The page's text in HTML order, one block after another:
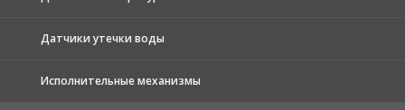
Датчики утечки воды
Исполнительные механизмы